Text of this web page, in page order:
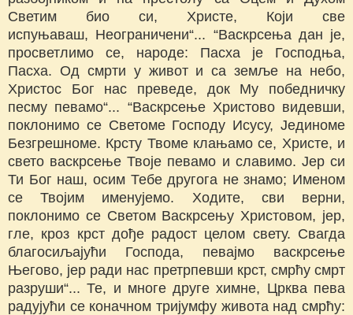
Светим био си, Христе, Који све
испуњаваш, Неограничени“... “Васкрсења дан је,
просветлимо се, народе: Пасха је Господња,
Пасха. Од смрти у живот и са земље на небо,
Христос Бог нас преведе, док Му победничку
песму певамо“... “Васкрсење Христово видевши,
поклонимо се Светоме Господу Исусу, Јединоме
Безгрешноме. Крсту Твоме клањамо се, Христе, и
свето васкрсење Твоје певамо и славимо. Јер си
Ти Бог наш, осим Тебе другога не знамо; Именом
се Твојим именујемо. Ходите, сви верни,
поклонимо се Светом Васкрсењу Христовом, јер,
гле, кроз крст дође радост целом свету. Свагда
благосиљајући Господа, певајмо васкрсење
Његово, јер ради нас претрпевши крст, смрћу смрт
разруши“... Те, и многе друге химне, Црква пева
радујући се коначном тријумфу живота над смрћу: